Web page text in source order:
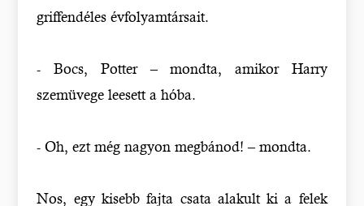
griffendéles évfolyamtársait.
- Bocs, Potter – mondta, amikor Harry
szemüvege leesett a hóba.
- Oh, ezt még nagyon megbánod! – mondta.
Nos, egy kisebb fajta csata alakult ki a felek